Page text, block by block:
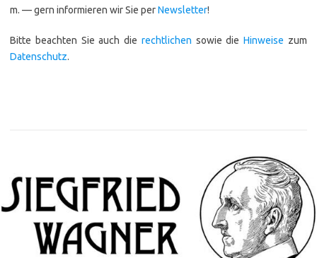
m. — gern informieren wir Sie perNewsletter!
Bitte beachten Sie auch die rechtlichen sowie dieHinweise zum
Datenschutz.